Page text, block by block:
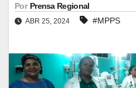
Por Prensa Regional
ABR 25, 2024 #MPPS